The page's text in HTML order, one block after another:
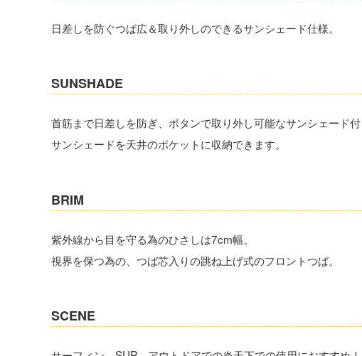
日差しを防ぐつば広＆取り外しのできるサンシェード仕様。
SUNSHADE
首筋まで日差しを防ぎ、ボタンで取り外し可能なサンシェード付
サンシェードを天井のポケットに収納できます。
BRIM
紫外線から目を守る為のひさしは7cm幅。
視界を保つ為の、つば芯入りの跳ね上げ式のフロントつば。
SCENE